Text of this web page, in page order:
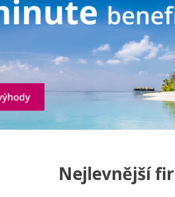
Nejlevnější